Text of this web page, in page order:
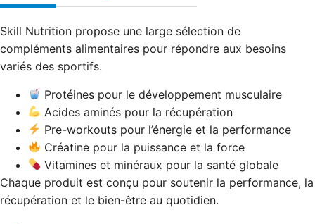
Skill Nutrition propose une large sélection de
compléments alimentaires pour répondre aux besoins
variés des sportifs.
Protéines pour le développement musculaire
Acides aminés pour la récupération
Pre-workouts pour l’énergie et la performance
Créatine pour la puissance et la force
Vitamines et minéraux pour la santé globale
Chaque produit est conçu pour soutenir la performance, la
récupération et le bien-être au quotidien.